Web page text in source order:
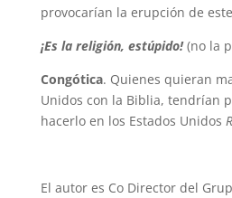
provocarían la erupción de
¡Es la religión, estúpido!(no la
Congótica. Quienes quieran
Unidos con la Biblia, tendrían
hacerlo en los Estados Unidos
El autor es Co Director del